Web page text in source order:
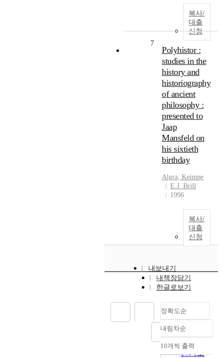
복사/
대출
신청
7
Polyhistor :
studies in the
history and
historiography
of ancient
philosophy :
presented to
Jaap
Mansfeld on
his sixtieth
birthday
Algra, Keimpe
E.J. Brill
1996
복사/
대출
신청
내보내기
내책장담기
한글로보기
정확도순
정확도
순
인기도
내림차순
내림차순
10개씩 출력